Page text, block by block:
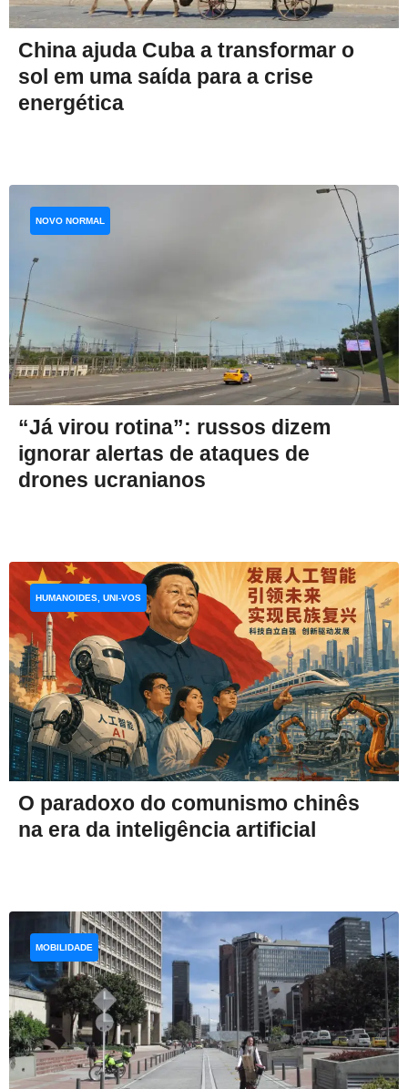
China ajuda Cuba a transformar o
sol em uma saída para a crise
energética
“Já virou rotina”: russos dizem
ignorar alertas de ataques de
drones ucranianos
NOVO NORMAL
O paradoxo do comunismo chinês
na era da inteligência artificial
HUMANOIDES, UNI-VOS
MOBILIDADE